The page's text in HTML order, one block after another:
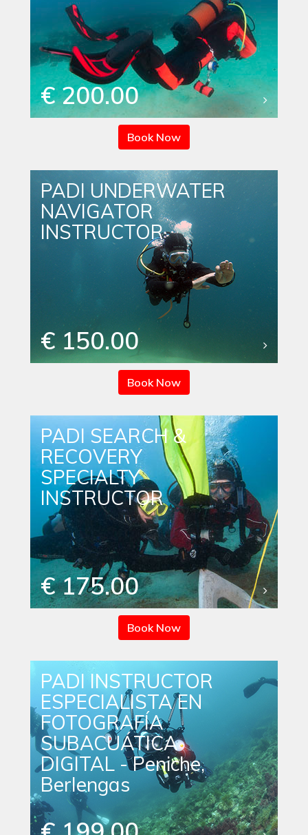
€ 200.00
Book Now
PADI UNDERWATER
NAVIGATOR
INSTRUCTOR
€ 150.00
Book Now
PADI SEARCH &
RECOVERY
SPECIALTY
INSTRUCTOR
€ 175.00
Book Now
PADI INSTRUCTOR
ESPECIALISTA EN
FOTOGRAFÍA
SUBACUÁTICA
DIGITAL - Peniche,
Berlengas